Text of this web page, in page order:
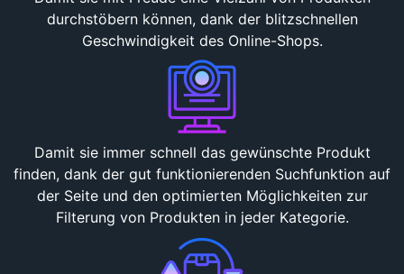
durchstöbern können, dank der blitzschnellen
Geschwindigkeit des Online-Shops.
Damit sie immer schnell das gewünschte Produkt
finden, dank der gut funktionierenden Suchfunktion auf
der Seite und den optimierten Möglichkeiten zur
Filterung von Produkten in jeder Kategorie.